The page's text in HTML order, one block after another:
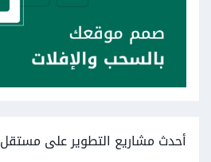
أحدث مشاريع التطوير على مستقل